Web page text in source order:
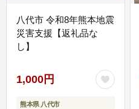
八代市 令和8年熊本地震
災害支援【返礼品な
し】
1,000円
熊本県 八代市